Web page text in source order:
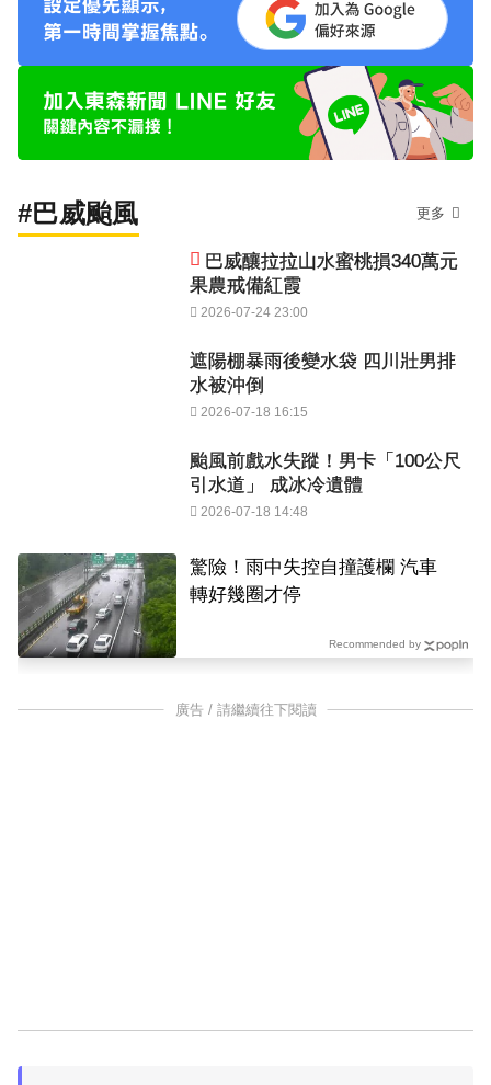
#巴威颱風 更多
巴威釀拉拉山水蜜桃損340萬元
果農戒備紅霞
2026-07-24 23:00
遮陽棚暴雨後變水袋 四川壯男排
水被沖倒
2026-07-18 16:15
颱風前戲水失蹤！男卡「100公尺
引水道」 成冰冷遺體
2026-07-18 14:48
驚險！雨中失控自撞護欄 汽車
轉好幾圈才停
Recommended by
廣告 / 請繼續往下閱讀